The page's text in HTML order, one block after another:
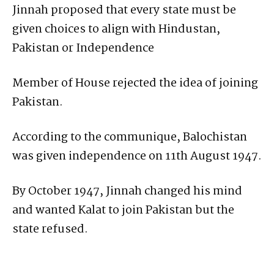
Jinnah proposed that every state must be
given choices to align with Hindustan,
Pakistan or Independence
Member of House rejected the idea of joining
Pakistan.
According to the communique, Balochistan
was given independence on 11th August 1947.
By October 1947, Jinnah changed his mind
and wanted Kalat to join Pakistan but the
state refused.